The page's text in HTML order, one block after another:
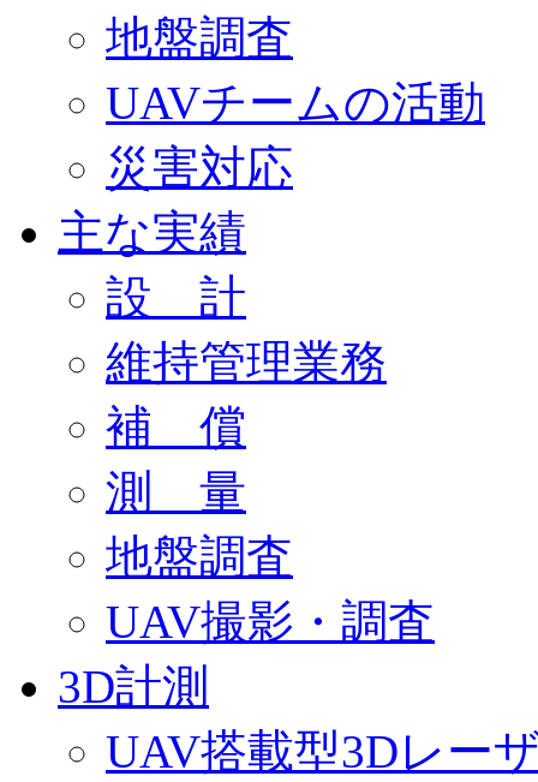
地盤調査
UAVチームの活動
災害対応
主な実績
設 計
維持管理業務
補 償
測 量
地盤調査
UAV撮影・調査
3D計測
UAV搭載型3Dレー